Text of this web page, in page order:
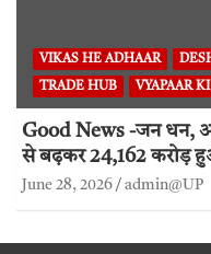
VIKAS HE ADHAAR
TRADE HUB VYAPAAR
Good News -जन धन,
से बढ़कर 24,162 करोड़
June 28, 2026 admin@UP